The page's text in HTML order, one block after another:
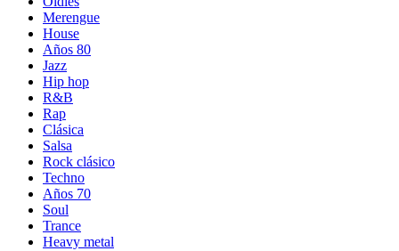
Merengue
House
Años 80
Jazz
Hip hop
R&B
Rap
Clásica
Salsa
Rock clásico
Techno
Años 70
Soul
Trance
Heavy metal